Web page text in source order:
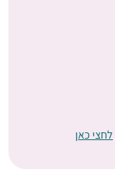
לחצי כאן